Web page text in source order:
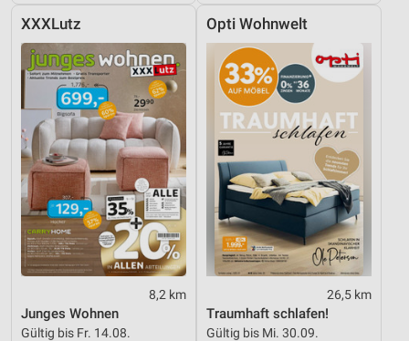
XXXLutz
8,2 km
Junges Wohnen
Gültig bis Fr. 14.08.
Opti Wohnwelt
26,5 km
Traumhaft schlafen!
Gültig bis Mi. 30.09.